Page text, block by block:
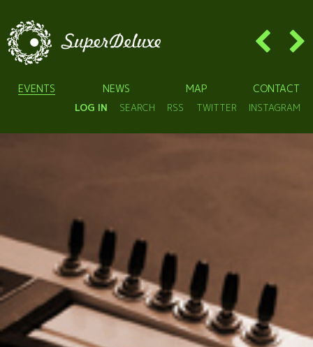
EVENTS NEWS MAP CONTACT
LOG IN SEARCH RSS TWITTER INSTAGRAM